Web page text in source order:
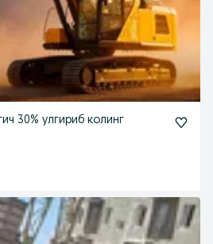
30% улгириб колинг